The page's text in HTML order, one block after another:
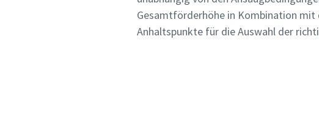
Gesamtförderhöhe in Kombination mit
Anhaltspunkte für die Auswahl der